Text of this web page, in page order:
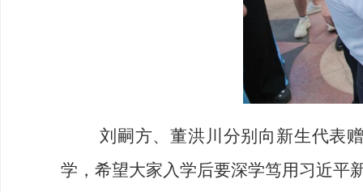
刘嗣方、董洪川分别向新生代表
学，希望大家入学后要深学笃用习近平